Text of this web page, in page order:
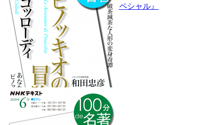
『「アーサー・C・クラーク」スペシャル』
を読みたくなるフレーズ